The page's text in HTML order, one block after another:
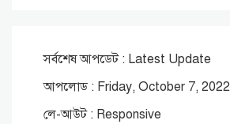
সর্বশেষ আপডেট : Latest Update
আপলোড : Friday, October 7, 2022
লে-আউট : Responsive